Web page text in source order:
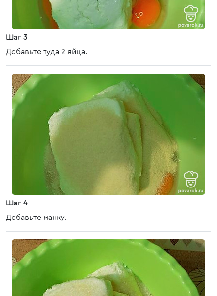
Шаг 3
Добавьте туда 2 яйца.
Шаг 4
Добавьте манку.